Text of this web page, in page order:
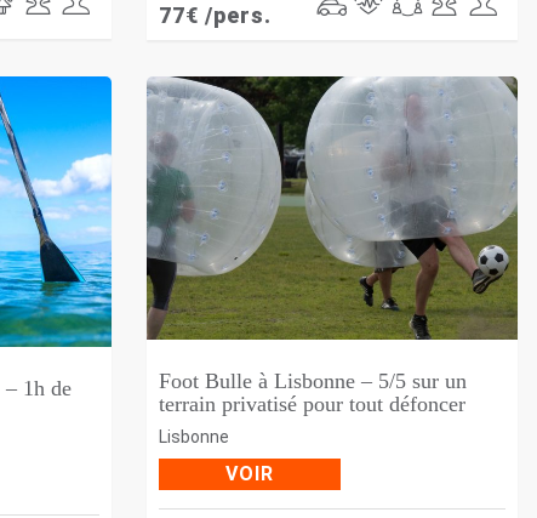
77€ /pers.
– 1h de
Foot Bulle à Lisbonne – 5/5 sur un
terrain privatisé pour tout défoncer
Lisbonne
VOIR